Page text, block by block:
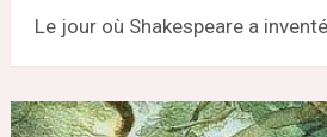
Le jour où Shakespeare a